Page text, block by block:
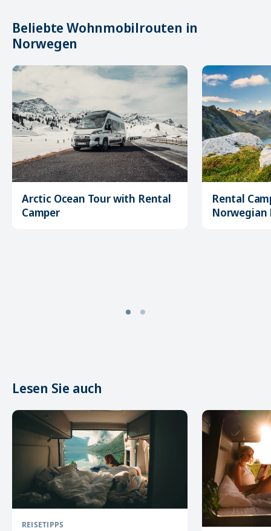
Beliebte Wohnmobilrouten in
Norwegen
Arctic Ocean Tour with Rental
Camper
Rental
Norwegian
Lesen Sie auch
REISETIPPS